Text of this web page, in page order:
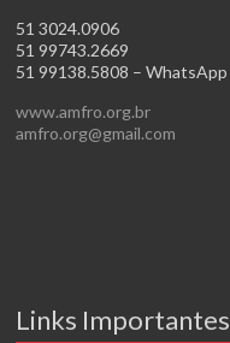
51 3024.0906
51 99743.2669
51 99138.5808 – WhatsApp
www.amfro.org.br
amfro.org@gmail.com
Links Importantes